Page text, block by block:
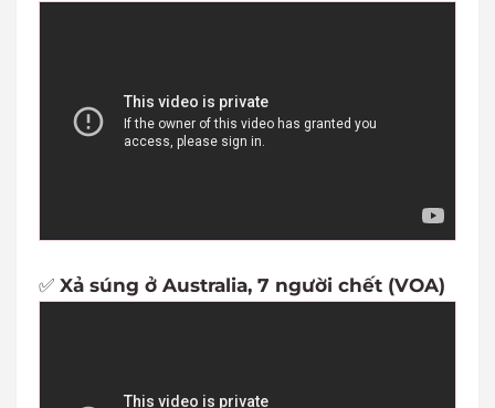
✅ Xả súng ở Australia, 7 người chết (VOA)